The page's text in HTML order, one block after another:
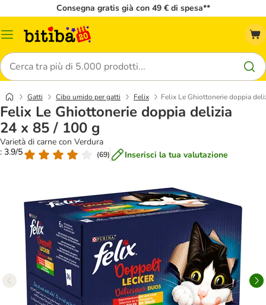
Consegna gratis già con 49 € di spesa**
Overview
Cerca
Gatti Cibo umido per gatti Felix Felix Le Ghiottonerie doppia
Felix Le Ghiottonerie doppia delizia
24 x 85 / 100 g
Varietà di carne con Verdura
: 3.9/5
(69) Inserisci la tua valutazione